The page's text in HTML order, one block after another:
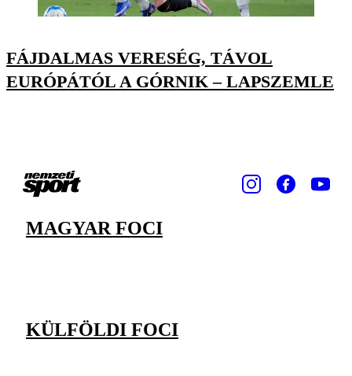
FÁJDALMAS VERESÉG, TÁVOL
EURÓPÁTÓL A GÓRNIK – LAPSZEMLE
MAGYAR FOCI
KÜLFÖLDI FOCI